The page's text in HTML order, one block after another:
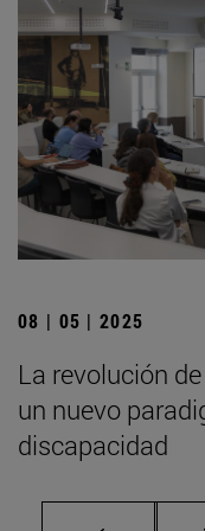
08 | 05 | 2025
La revolución
un nuevo
discapacidad